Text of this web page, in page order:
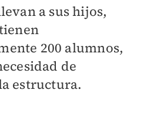
a sus hijos,
200 alumnos,
de
estructura.